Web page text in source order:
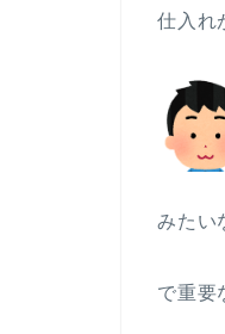
仕入れ
みたい
で重要